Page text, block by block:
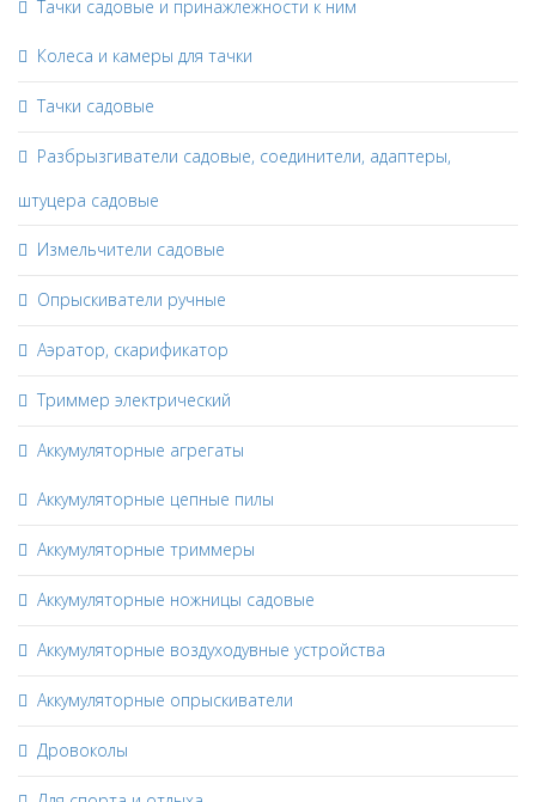
Тачки садовые и принажлежности к ним
Колеса и камеры для тачки
Тачки садовые
Разбрызгиватели садовые, соединители, адаптеры,
штуцера садовые
Измельчители садовые
Опрыскиватели ручные
Аэратор, скарификатор
Триммер электрический
Аккумуляторные агрегаты
Аккумуляторные цепные пилы
Аккумуляторные триммеры
Аккумуляторные ножницы садовые
Аккумуляторные воздуходувные устройства
Аккумуляторные опрыскиватели
Дровоколы